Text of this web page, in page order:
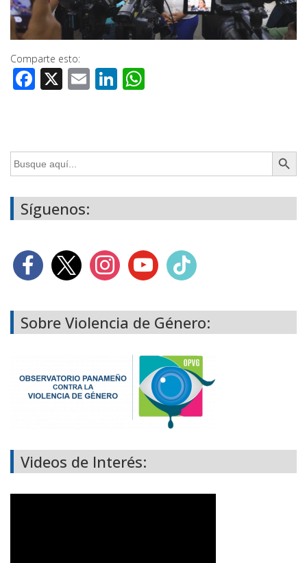
Comparte esto:
Facebook
X EmailLinkedIn
Buscar: Botón de
Síguenos:
Sobre Violencia de Género:
Videos de Interés: